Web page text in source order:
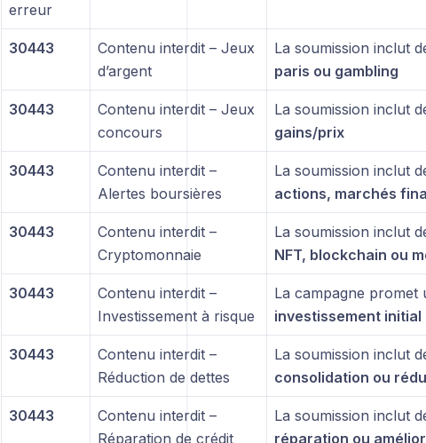
erreur
30443
Contenu interdit – Jeux
d’argent
La soumission inclut
paris ou gambling
30443
Contenu interdit – Jeux
concours
La soumission inclut
gains/prix
30443
Contenu interdit –
Alertes boursières
La soumission inclut
actions, marchés
30443
Contenu interdit –
Cryptomonnaie
La soumission inclut
NFT, blockchain ou
30443
Contenu interdit –
Investissement à risque
La campagne promet
investissement initial
30443
Contenu interdit –
Réduction de dettes
La soumission inclut
consolidation ou
30443
Contenu interdit –
Réparation de crédit
La soumission inclut
réparation ou